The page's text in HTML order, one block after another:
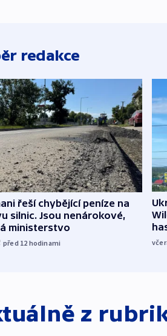
redakce
řeší chybějící peníze na
silnic. Jsou nenárokové,
ministerstvo
před 12 hodinami
z